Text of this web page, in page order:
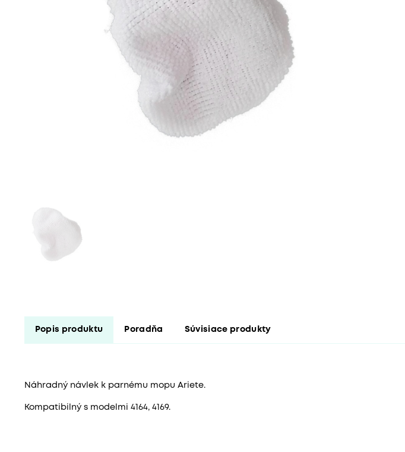
Popis produktu Poradňa Súvisiace produkty
Náhradný návlek k parnému mopu Ariete.
Kompatibilný s modelmi 4164, 4169.